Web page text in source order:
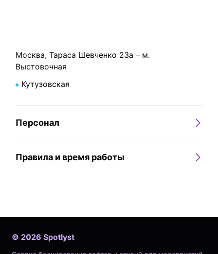
Москва, Тараса Шевченко 23а
м.
Выстовочная
Кутузовская
Персонал
Правила и время работы
© 2026 Spotlyst